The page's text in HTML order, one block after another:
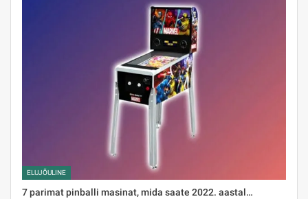
ELUJÕULINE
7 parimat pinballi masinat, mida saate 2022. aastal…